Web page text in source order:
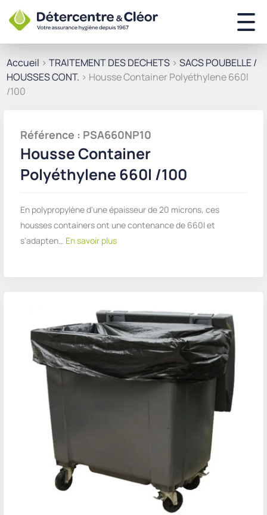
Accueil > TRAITEMENT DES DECHETS > SACS POUBELLE /
HOUSSES CONT. > Housse Container Polyéthylene 660l
/100
Référence : PSA660NP10
Housse Container
Polyéthylene 660l /100
En polypropylène d'une épaisseur de 20 microns, ces
housses containers ont une contenance de 660l et
s'adapten… En savoir plus